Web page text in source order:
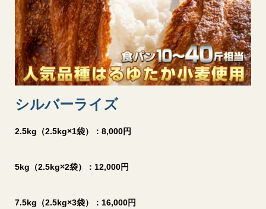
シルバーライズ
2.5kg（2.5kg×1袋）：8,000円
5kg（2.5kg×2袋）：12,000円
7.5kg（2.5kg×3袋）：16,000円